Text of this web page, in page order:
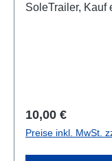
SoleTrailer, Kauf
Regulärer Preis:
10,00 €
Preise inkl. MwSt.